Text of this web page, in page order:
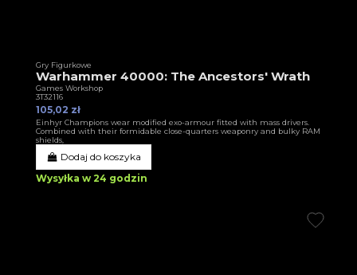
Gry Figurkowe
Warhammer 40000: The Ancestors' Wrath
Games Workshop
3T32116
105,02 zł
Einhyr Champions wear modified exo-armour fitted with mass drivers.
Combined with their formidable close-quarters weaponry and bulky RAM
shields,
Dodaj do koszyka
Wysyłka w 24 godzin